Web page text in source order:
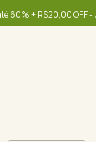
OFF - use o cupom